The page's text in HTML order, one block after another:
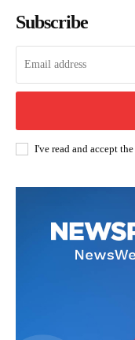
Subscribe
I've read and accept the